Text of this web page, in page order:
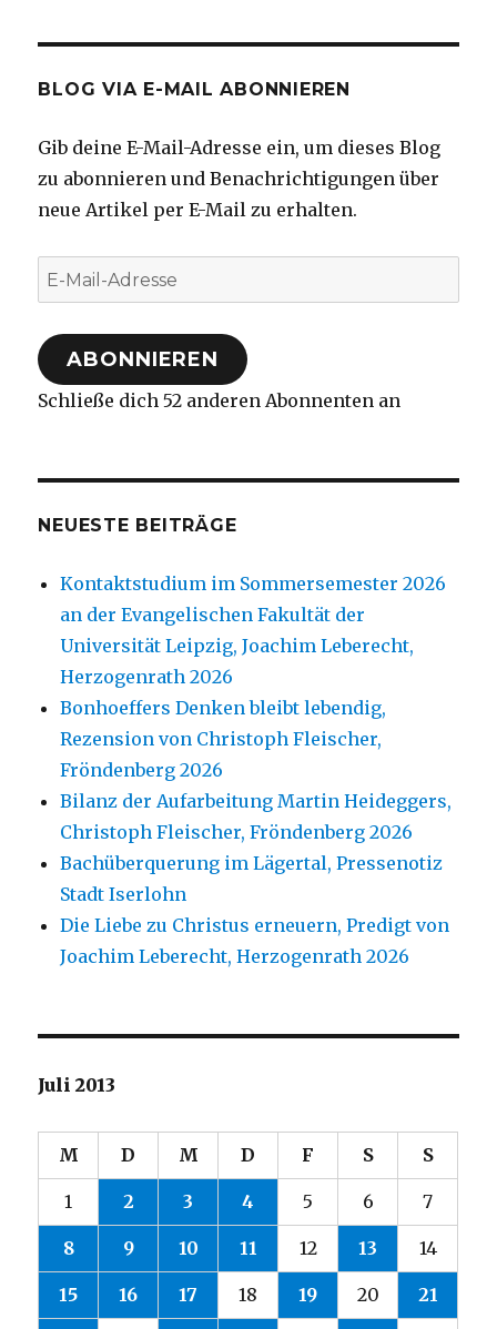
BLOG VIA E-MAIL ABONNIEREN
Gib deine E-Mail-Adresse ein, um dieses Blog
zu abonnieren und Benachrichtigungen über
neue Artikel per E-Mail zu erhalten.
E-
Mail-
Adresse
ABONNIEREN
Schließe dich 52 anderen Abonnenten an
NEUESTE BEITRÄGE
Kontaktstudium im Sommersemester 2026
an der Evangelischen Fakultät der
Universität Leipzig, Joachim Leberecht,
Herzogenrath 2026
Bonhoeffers Denken bleibt lebendig,
Rezension von Christoph Fleischer,
Fröndenberg 2026
Bilanz der Aufarbeitung Martin Heideggers,
Christoph Fleischer, Fröndenberg 2026
Bachüberquerung im Lägertal, Pressenotiz
Stadt Iserlohn
Die Liebe zu Christus erneuern, Predigt von
Joachim Leberecht, Herzogenrath 2026
Juli 2013
M D M D F S S
1 2 3 4 5 6 7
8 9 10 11 12 13 14
15 16 17 18 19 20 21